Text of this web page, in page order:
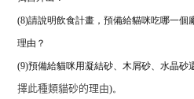
(8)請說明飲食計畫，預備給貓咪吃哪一個
理由？
(9)預備給貓咪用凝結砂、木屑砂、水晶砂
擇此種類貓砂的理由)。